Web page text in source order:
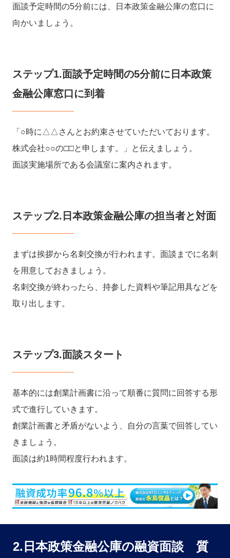
面談予定時間の5分前には、日本政策金融公庫の窓口に
向かいましょう。
ステップ1.面談予定時間の5分前に日本政策
金融公庫窓口に到着
「○時に△△さんとお約束させていただいております。
株式会社○○の□□と申します。」と伝えましょう。
面談実施場所である会議室に案内されます。
ステップ2.日本政策金融公庫の担当者と対面
まずは挨拶から名刺交換が行われます。面談までに名刺
を用意しておきましょう。
名刺交換が終わったら、持参した資料や筆記用具などを
取り出します。
ステップ3.面談スタート
基本的には創業計画書に沿って順番に質問に回答する形
式で進行していきます。
創業計画書と矛盾がないよう、自分の言葉で回答してい
きましょう。
面談は約1時間程度行われます。
2.日本政策金融公庫の融資面談 質